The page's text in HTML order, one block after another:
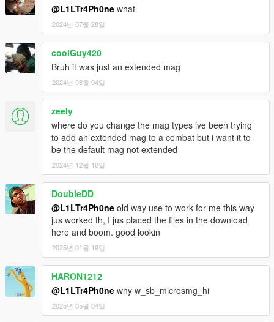
@L1LTr4Ph0ne what
2024년 07월 28일
coolGuy420
Bruh it was just an extended mag
2024년 08월 04일
zeely
where do you change the mag types ive been trying
to add an extended mag to a combat but i want it to
be the default mag not extended
2024년 12월 18일
DoubleDD
@L1LTr4Ph0ne old way use to work for me this way
jus worked th, I jus placed the files in the download
here and boom. good lookin
2025년 01월 19일
HARON1212
@L1LTr4Ph0ne why w_sb_microsmg_hi
2025년 05월 04일